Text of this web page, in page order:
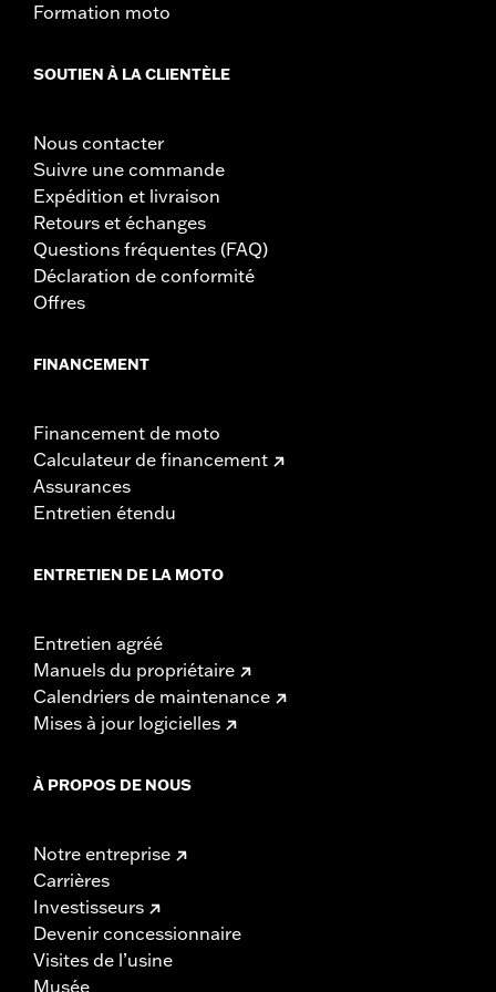
Formation moto
SOUTIEN À LA CLIENTÈLE
Nous contacter
Suivre une commande
Expédition et livraison
Retours et échanges
Questions fréquentes (FAQ)
Déclaration de conformité
Offres
FINANCEMENT
Financement de moto
Calculateur de financement
Assurances
Entretien étendu
ENTRETIEN DE LA MOTO
Entretien agréé
Manuels du propriétaire
Calendriers de maintenance
Mises à jour logicielles
À PROPOS DE NOUS
Notre entreprise
Carrières
Investisseurs
Devenir concessionnaire
Visites de l’usine
Musée